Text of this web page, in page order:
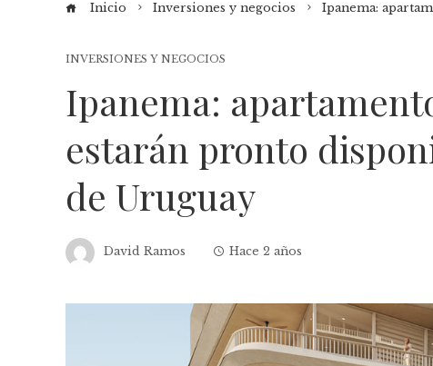
Inicio Inversiones y negocios Ipanema:
INVERSIONES Y NEGOCIOS
Ipanema:
estarán pronto
de Uruguay
David Ramos Hace 2 años